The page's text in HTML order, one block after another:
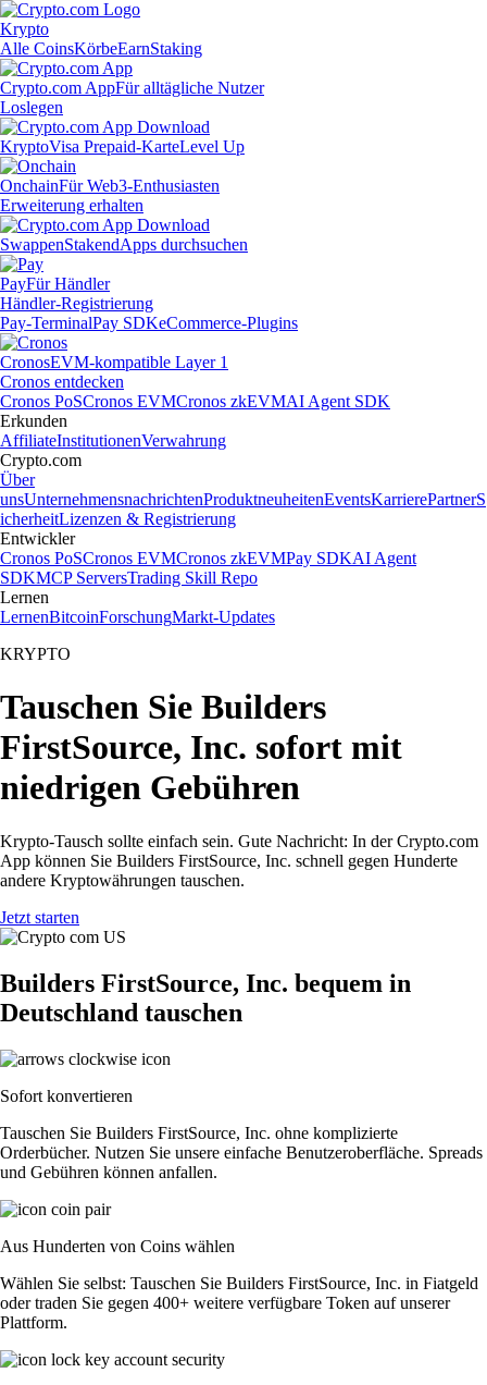
Krypto
Alle CoinsKörbeEarnStaking
Crypto.com AppFür alltägliche Nutzer
Loslegen
KryptoVisa Prepaid-KarteLevel Up
OnchainFür Web3-Enthusiasten
Erweiterung erhalten
SwappenStakendApps durchsuchen
PayFür Händler
Händler-Registrierung
Pay-TerminalPay SDKeCommerce-Plugins
CronosEVM-kompatible Layer 1
Cronos entdecken
Cronos PoSCronos EVMCronos zkEVMAI Agent SDK
Erkunden
AffiliateInstitutionenVerwahrung
Crypto.com
Über
unsUnternehmensnachrichtenProduktneuheitenEventsKarrierePartnerS
icherheitLizenzen & Registrierung
Entwickler
Cronos PoSCronos EVMCronos zkEVMPay SDKAI Agent
SDKMCP ServersTrading Skill Repo
Lernen
LernenBitcoinForschungMarkt-Updates
KRYPTO
Tauschen Sie Builders
FirstSource, Inc. sofort mit
niedrigen Gebühren
Krypto-Tausch sollte einfach sein. Gute Nachricht: In der Crypto.com
App können Sie Builders FirstSource, Inc. schnell gegen Hunderte
andere Kryptowährungen tauschen.
Jetzt starten
Builders FirstSource, Inc. bequem in
Deutschland tauschen
Sofort konvertieren
Tauschen Sie Builders FirstSource, Inc. ohne komplizierte
Orderbücher. Nutzen Sie unsere einfache Benutzeroberfläche. Spreads
und Gebühren können anfallen.
Aus Hunderten von Coins wählen
Wählen Sie selbst: Tauschen Sie Builders FirstSource, Inc. in Fiatgeld
oder traden Sie gegen 400+ weitere verfügbare Token auf unserer
Plattform.